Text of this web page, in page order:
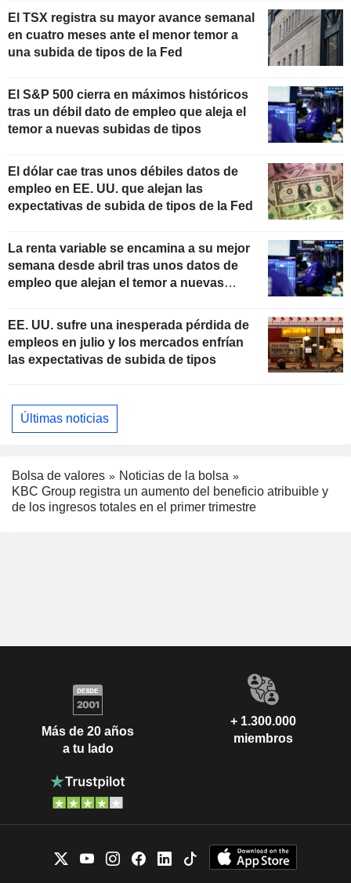
El TSX registra su mayor avance semanal
en cuatro meses ante el menor temor a
una subida de tipos de la Fed
El S&P 500 cierra en máximos históricos
tras un débil dato de empleo que aleja el
temor a nuevas subidas de tipos
El dólar cae tras unos débiles datos de
empleo en EE. UU. que alejan las
expectativas de subida de tipos de la Fed
La renta variable se encamina a su mejor
semana desde abril tras unos datos de
empleo que alejan el temor a nuevas
EE. UU. sufre una inesperada pérdida de
empleos en julio y los mercados enfrían
las expectativas de subida de tipos
Últimas noticias
Bolsa de valores
Noticias de la bolsa
KBC Group registra un aumento del beneficio atribuible y
de los ingresos totales en el primer trimestre
Más de 20 años
a tu lado
+ 1.300.000
miembros